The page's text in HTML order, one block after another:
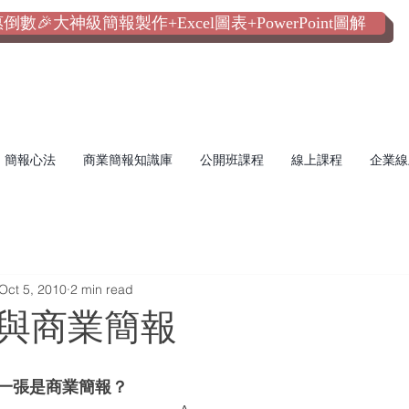
數🎉大神級簡報製作+Excel圖表+PowerPoint圖解
簡報心法 商業簡報知識庫 公開班課程 線上課程 企業
商業簡報
5, 2010 2 min read
張是商業簡報？